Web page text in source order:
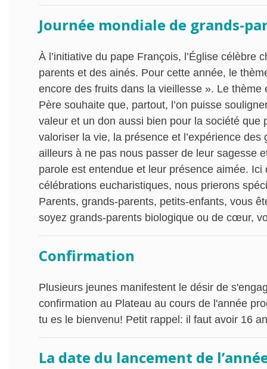
Journée mondiale de grands-
À l’initiative du pape François, l’Église
parents et des ainés. Pour cette année, le
encore des fruits dans la vieillesse ». Le
Père souhaite que, partout, l’on puisse
valeur et un don aussi bien pour la société que
valoriser la vie, la présence et l’expérience
ailleurs à ne pas nous passer de leur sagesse
parole est entendue et leur présence aimée.
célébrations eucharistiques, nous prierons
Parents, grands-parents, petits-enfants, vous
soyez grands-parents biologique ou de cœur,
Confirmation
Plusieurs jeunes manifestent le désir de
confirmation au Plateau au cours de l'année
tu es le bienvenu! Petit rappel: il faut avoir 16
La date du lancement de